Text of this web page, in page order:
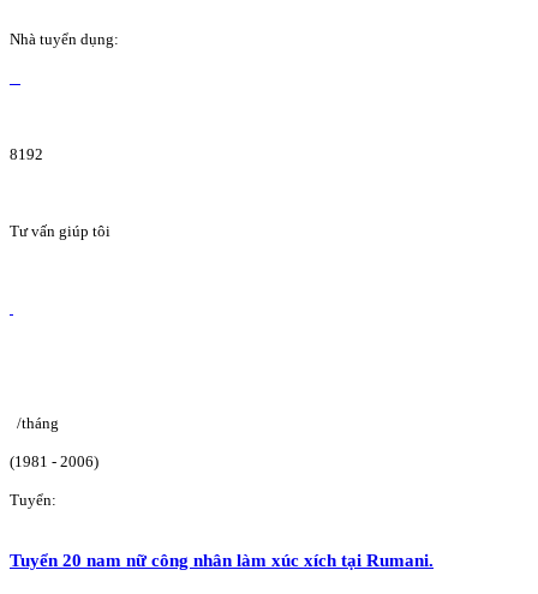
Nhà tuyển dụng:
8192
Tư vấn giúp tôi
/tháng
(1981 - 2006)
Tuyển:
Tuyển 20 nam nữ công nhân làm xúc xích tại Rumani.